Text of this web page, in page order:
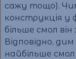
сажу тощо).
конструкція у
більше смол
Відповідно,
найбільше